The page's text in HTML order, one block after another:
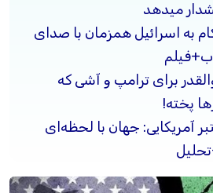
میدهد
به اسرائیل همزمان با صدای
برای ترامپ و آشی که
پخته!
آمریکایی: جهان با لحظه‌ای